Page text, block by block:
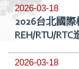
2026-03-18
2026台北國際
REH/RTU/
2026-03-18